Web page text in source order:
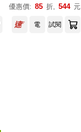
心靈寫真卡】
優惠價: 85 折, 544 元
電 試閱